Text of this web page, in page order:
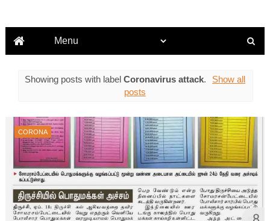
Showing posts with label Coronavirus attack.
Show all
posts
CORONA